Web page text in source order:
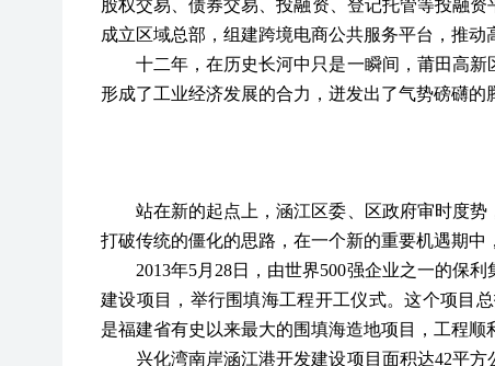
股权交易、债券交易、投融资、登记托管等投融
成立区域总部，组建跨境电商公共服务平台，推动
十二年，在历史长河中只是一瞬间，莆田高
形成了工业经济发展的合力，迸发出了气势磅礴的
站在新的起点上，涵江区委、区政府审时度
打破传统的僵化的思路，在一个新的重要机遇期中
2013年5月28日，由世界500强企业之一的保
建设项目，举行围填海工程开工仪式。这个项目
是福建省有史以来最大的围填海造地项目，工程顺
兴化湾南岸涵江港开发建设项目面积达42平方